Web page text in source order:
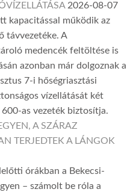
2026-08-07
kapacitással működik az
távvezetéke. A
medencék feltöltése is
azonban már dolgoznak a
7-i hőségriasztási
vízellátását két
as vezeték biztosítja.
A SZÁRAZ
TERJEDTEK A LÁNGOK
órákban a Bekecsi-
– számolt be róla a